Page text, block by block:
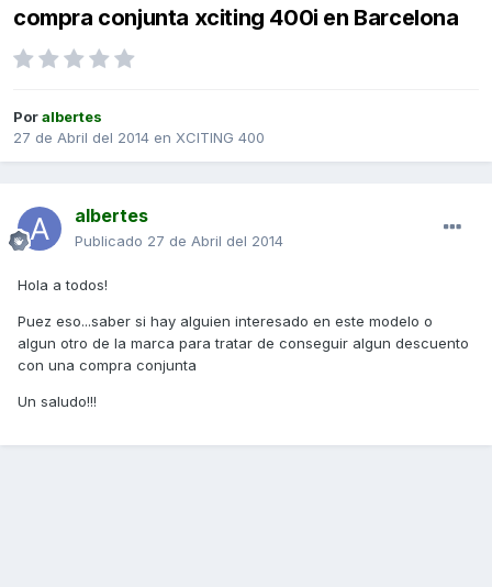
compra conjunta xciting 400i en Barcelona
Poralbertes
27 de Abril del 2014 en XCITING 400
albertes
Publicado 27 de Abril del 2014
Hola a todos!
Puez eso...saber si hay alguien interesado en este modelo o
algun otro de la marca para tratar de conseguir algun descuento
con una compra conjunta
Un saludo!!!